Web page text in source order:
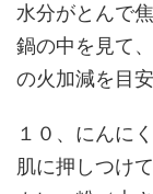
水分がとんで
鍋の中を見て
の火加減を目安
１０、にんに
肌に押しつけて